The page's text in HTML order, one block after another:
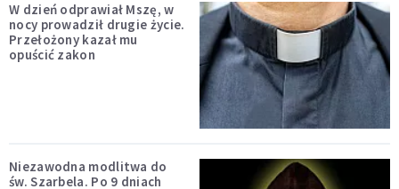
W dzień odprawiał Mszę, w
nocy prowadził drugie życie.
Przełożony kazał mu
opuścić zakon
Niezawodna modlitwa do
św. Szarbela. Po 9 dniach